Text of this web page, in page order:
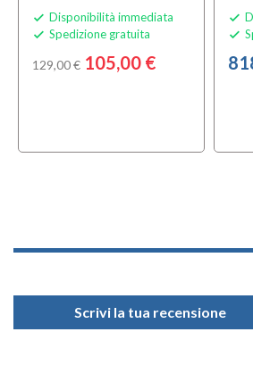
 Disponibilità immediata
 Spedizione gratuita
129,00 € 105,00 €


Scrivi la tua recensione